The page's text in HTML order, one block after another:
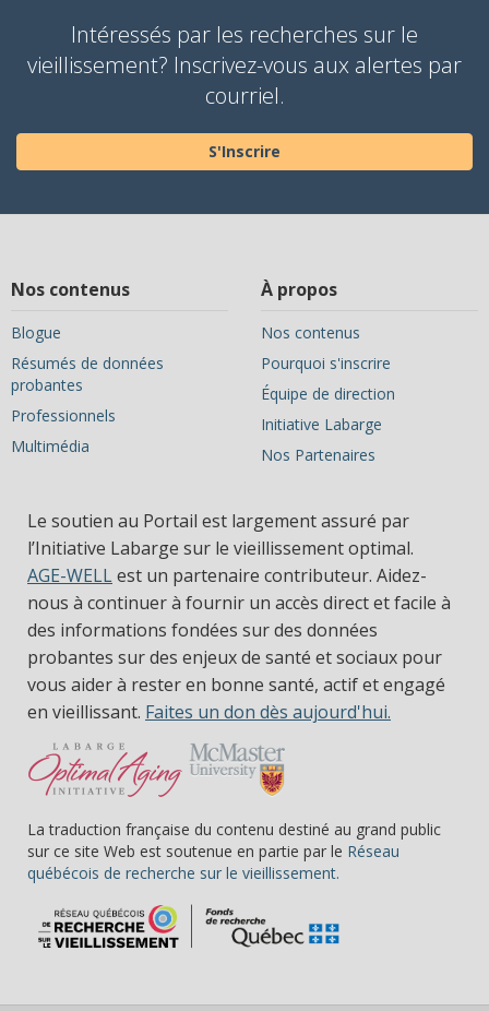
Intéressés par les recherches sur le
vieillissement? Inscrivez-vous aux alertes par
courriel.
S'Inscrire
Nos contenus
Blogue
Résumés de données
probantes
Professionnels
Multimédia
À propos
Nos contenus
Pourquoi s'inscrire
Équipe de direction
Initiative Labarge
Nos Partenaires
Le soutien au Portail est largement assuré par
l’Initiative Labarge sur le vieillissement optimal.
AGE-WELLest un partenaire contributeur. Aidez-
nous à continuer à fournir un accès direct et facile à
des informations fondées sur des données
probantes sur des enjeux de santé et sociaux pour
vous aider à rester en bonne santé, actif et engagé
en vieillissant. Faites un don dès aujourd'hui.
La traduction française du contenu destiné au grand public
sur ce site Web est soutenue en partie par le Réseau
québécois de recherche sur le vieillissement.